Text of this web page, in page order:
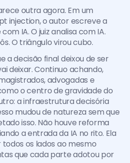
outra agora. Em um
injection, o autor escreve a
IA. O juiz analisa com IA.
O triângulo virou cubo.
a decisão final deixou de ser
deixar. Continuo achando,
advogadas e
o centro de gravidade do
a infraestrutura decisória
mudou de natureza sem que
isso. Não houve reforma
a entrada da IA no rito. Ela
os lados ao mesmo
que cada parte adotou por